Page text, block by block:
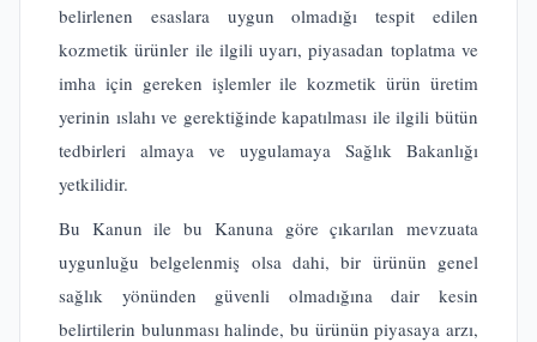
belirlenen esaslara uygun olmadığı tespit edilen
kozmetik ürünler ile ilgili uyarı, piyasadan toplatma ve
imha için gereken işlemler ile kozmetik ürün üretim
yerinin ıslahı ve gerektiğinde kapatılması ile ilgili bütün
tedbirleri almaya ve uygulamaya Sağlık Bakanlığı
yetkilidir.
Bu Kanun ile bu Kanuna göre çıkarılan mevzuata
uygunluğu belgelenmiş olsa dahi, bir ürünün genel
sağlık yönünden güvenli olmadığına dair kesin
belirtilerin bulunması halinde, bu ürünün piyasaya arzı,